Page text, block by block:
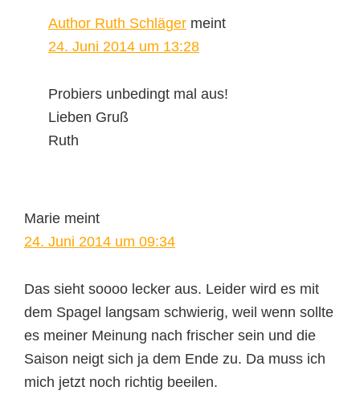
Author Ruth Schläger meint
24. Juni 2014 um 13:28
Probiers unbedingt mal aus!
Lieben Gruß
Ruth
Marie meint
24. Juni 2014 um 09:34
Das sieht soooo lecker aus. Leider wird es mit
dem Spagel langsam schwierig, weil wenn sollte
es meiner Meinung nach frischer sein und die
Saison neigt sich ja dem Ende zu. Da muss ich
mich jetzt noch richtig beeilen.